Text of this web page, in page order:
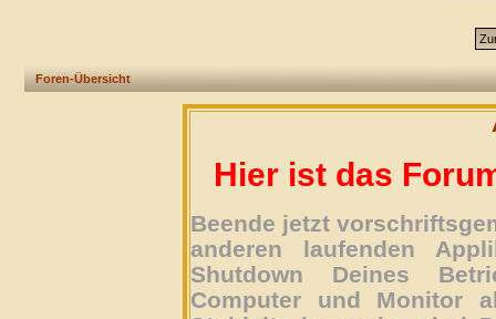
Foren-Übersicht
Hier ist das
Beende jetzt
anderen laufenden
Shutdown Deines
Computer und Monitor